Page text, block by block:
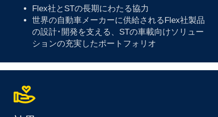
Flex社とSTの長期にわたる協力
世界の自動車メーカーに供給されるFlex社製品
の設計･開発を支える、STの車載向けソリュー
ションの充実したポートフォリオ